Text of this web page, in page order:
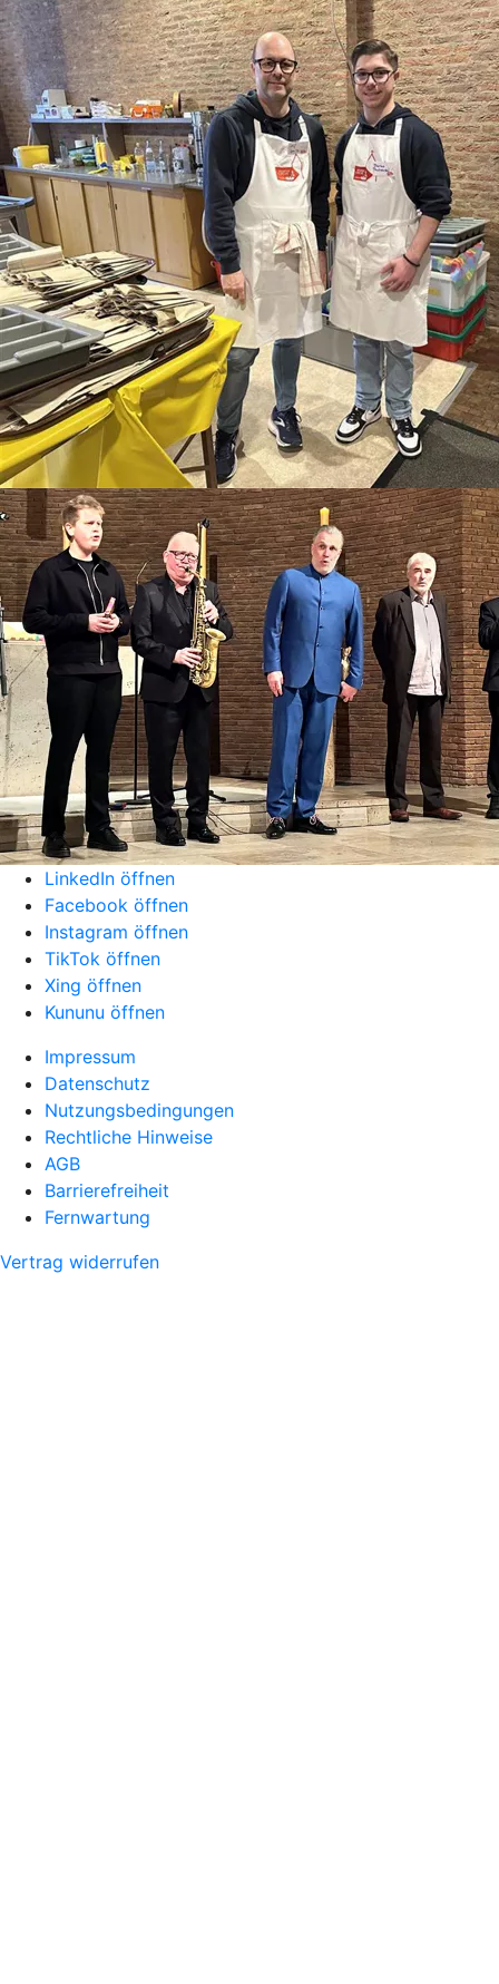
LinkedIn öffnen
Facebook öffnen
Instagram öffnen
TikTok öffnen
Xing öffnen
Kununu öffnen
Impressum
Datenschutz
Nutzungsbedingungen
Rechtliche Hinweise
AGB
Barrierefreiheit
Fernwartung
Vertrag widerrufen